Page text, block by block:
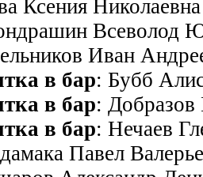
Ксения Николаевна
Всеволод
Иван
в бар: Бубб
в бар:
в бар: Нечаев
Павел